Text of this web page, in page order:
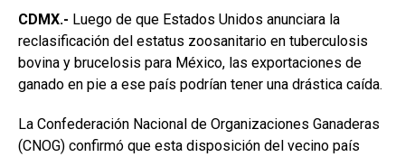
CDMX.- Luego de que Estados Unidos anunciara la
reclasificación del estatus zoosanitario en tuberculosis
bovina y brucelosis para México, las exportaciones de
ganado en pie a ese país podrían tener una drástica caída.
La Confederación Nacional de Organizaciones Ganaderas
(CNOG) confirmó que esta disposición del vecino país